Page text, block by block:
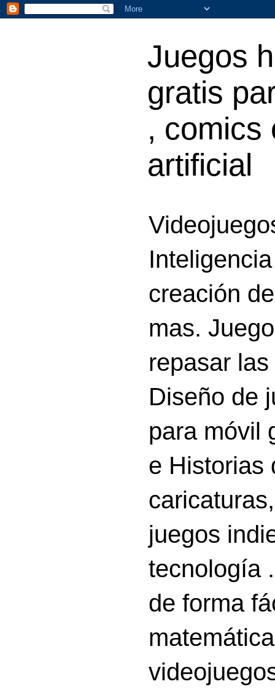
Juegos
gratis
, comics
artificial
creación
mas.
repasar
Diseño de
para móvil
e Historias
juegos
tecnología
de forma